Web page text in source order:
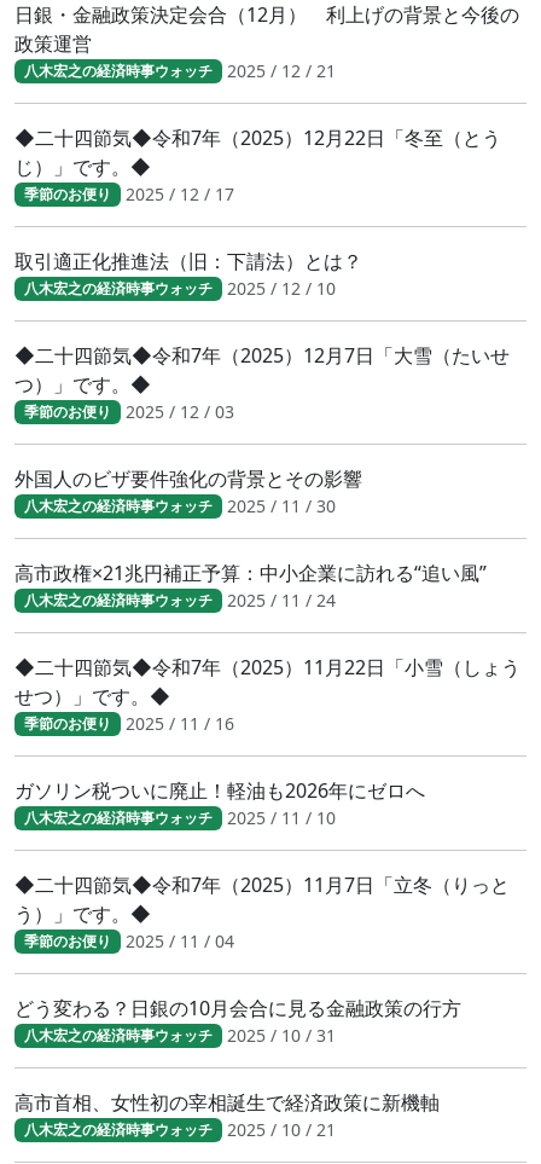
日銀・金融政策決定会合（12月） 利上げの背景と今後の
政策運営
八木宏之の経済時事ウォッチ 2025 / 12 / 21
◆二十四節気◆令和7年（2025）12月22日「冬至（とう
じ）」です。◆
季節のお便り 2025 / 12 / 17
取引適正化推進法（旧：下請法）とは？
八木宏之の経済時事ウォッチ 2025 / 12 / 10
◆二十四節気◆令和7年（2025）12月7日「大雪（たいせ
つ）」です。◆
季節のお便り 2025 / 12 / 03
外国人のビザ要件強化の背景とその影響
八木宏之の経済時事ウォッチ 2025 / 11 / 30
高市政権×21兆円補正予算：中小企業に訪れる“追い風”
八木宏之の経済時事ウォッチ 2025 / 11 / 24
◆二十四節気◆令和7年（2025）11月22日「小雪（しょう
せつ）」です。◆
季節のお便り 2025 / 11 / 16
ガソリン税ついに廃止！軽油も2026年にゼロへ
八木宏之の経済時事ウォッチ 2025 / 11 / 10
◆二十四節気◆令和7年（2025）11月7日「立冬（りっと
う）」です。◆
季節のお便り 2025 / 11 / 04
どう変わる？日銀の10月会合に見る金融政策の行方
八木宏之の経済時事ウォッチ 2025 / 10 / 31
高市首相、女性初の宰相誕生で経済政策に新機軸
八木宏之の経済時事ウォッチ 2025 / 10 / 21